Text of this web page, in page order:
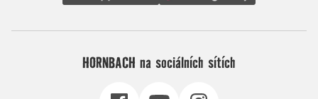
HORNBACH na sociálních sítích